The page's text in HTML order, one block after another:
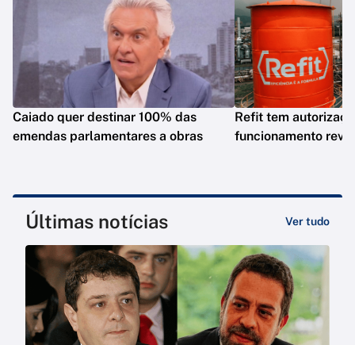
Caiado quer destinar 100% das
emendas parlamentares a obras
Refit tem
funcionamento
Últimas notícias Ver tudo